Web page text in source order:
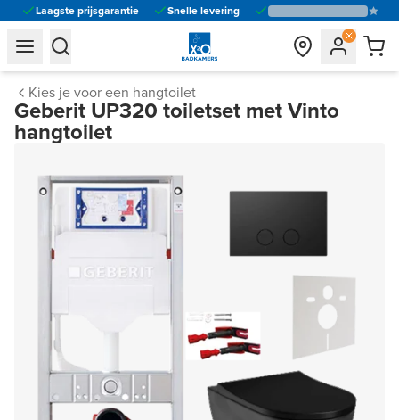
Laagste prijsgarantie Snelle levering
general.navigation.toggle_menu.label
general.navigation.toggle_menu.label
Kies je voor een hangtoilet
Geberit UP320 toiletset met Vinto
hangtoilet